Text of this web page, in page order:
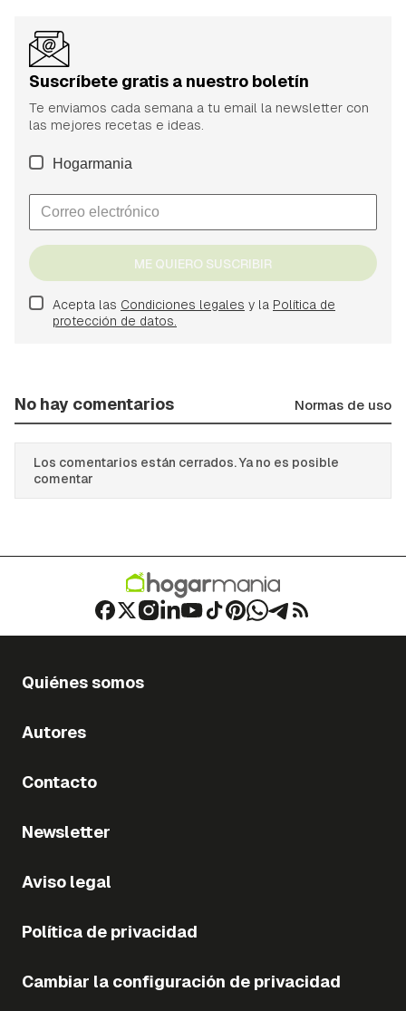
Suscríbete gratis a nuestro boletín
Te enviamos cada semana a tu email la newsletter con
las mejores recetas e ideas.
Hogarmania
ME QUIERO SUSCRIBIR
Acepta las Condiciones legales y la Política de
protección de datos.
No hay comentarios Normas de uso
Los comentarios están cerrados. Ya no es posible
comentar
Quiénes somos
Autores
Contacto
Newsletter
Aviso legal
Política de privacidad
Cambiar la configuración de privacidad